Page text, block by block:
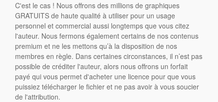
C'est le cas ! Nous offrons des millions de graphiques
GRATUITS de haute qualité à utiliser pour un usage
personnel et commercial aussi longtemps que vous citez
l'auteur. Nous fermons également certains de nos contenus
premium et ne les mettons qu’à la disposition de nos
membres en règle. Dans certaines circonstances, il n’est pas
possible de créditer l'auteur, alors nous offrons un forfait
payé qui vous permet d'acheter une licence pour que vous
puissiez télécharger le fichier et ne pas avoir à vous soucier
de l'attribution.